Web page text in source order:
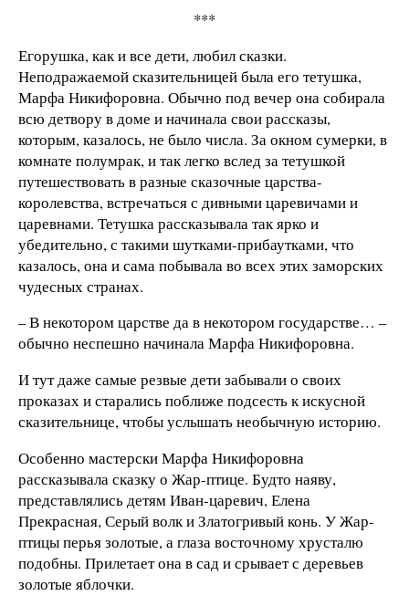
***
Егорушка, как и все дети, любил сказки.
Неподражаемой сказитель­ницей была его тетушка,
Марфа Никифоровна. Обычно под вечер она собирала
всю детвору в доме и начинала свои рассказы,
которым, казалось, не было числа. За окном сумерки, в
комнате полумрак, и так легко вслед за тетушкой
путешествовать в разные сказочные царства-
королевства, встречаться с дивными царевичами и
царевнами. Тетушка рассказывала так ярко и
убедительно, с такими шутками-прибаутками, что
казалось, она и сама побывала во всех этих заморских
чудесных странах.
– В некотором царстве да в некотором государстве… –
обычно неспешно начинала Марфа Никифоровна.
И тут даже самые резвые дети забы­вали о своих
проказах и старались поближе подсесть к искусной
сказительнице, чтобы услышать необычную историю.
Особенно мастерски Марфа Никифоровна
рассказывала сказку о Жар-птице. Будто наяву,
представлялись детям Иван-царевич, Елена
Прекрасная, Серый волк и Златогривый конь. У Жар-
птицы перья золотые, а глаза восточному хрусталю
подобны. Прилетает она в сад и срывает с деревьев
золотые яблочки.